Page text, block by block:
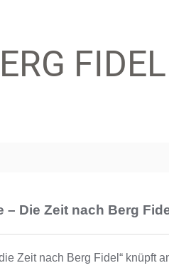
FIDEL
– Die Zeit nach Berg
Zeit nach Berg Fidel“ knüpft